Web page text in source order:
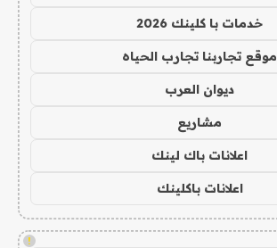
خدمات با كلينك 2026
موقع تجاربنا تجارب الحياه
ديوان العرب
مشاريع
اعلانات باك لينك
اعلانات باكلينك
!